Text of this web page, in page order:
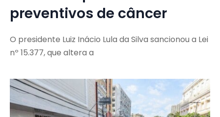
preventivos de câncer
O presidente Luiz Inácio Lula da Silva sancionou a Lei
nº 15.377, que altera a